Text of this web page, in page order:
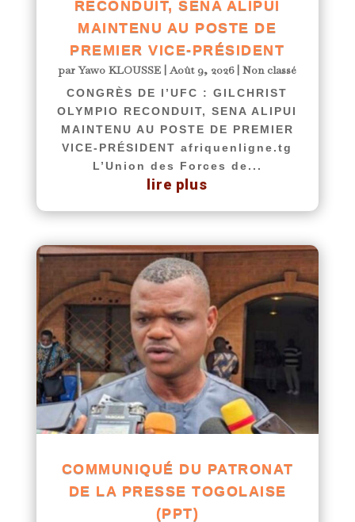
RECONDUIT, SENA ALIPUI
MAINTENU AU POSTE DE
PREMIER VICE-PRÉSIDENT
parYawo KLOUSSE |Août 9, 2026|Non classé
CONGRÈS DE l’UFC : GILCHRIST
OLYMPIO RECONDUIT, SENA ALIPUI
MAINTENU AU POSTE DE PREMIER
VICE-PRÉSIDENT afriquenligne.tg
L’Union des Forces de...
lire plus
COMMUNIQUÉ DU PATRONAT
DE LA PRESSE TOGOLAISE
(PPT)